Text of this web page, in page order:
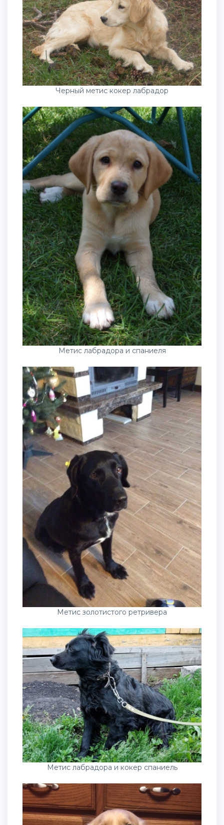
Черный метис кокер лабрадор
Метис лабрадора и спаниеля
Метис золотистого ретривера
Метис лабрадора и кокер спаниель